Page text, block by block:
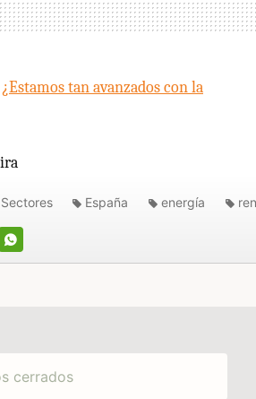
¿Estamos tan avanzados con la
Sectores España energía
cerrados